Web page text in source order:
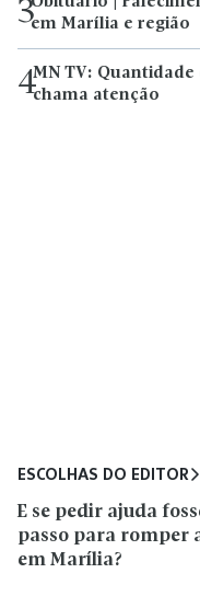
3em Marília e região
4MN TV:
chama atenção
ESCOLHAS DO EDITOR
E se pedir ajuda
passo para romper
em Marília?